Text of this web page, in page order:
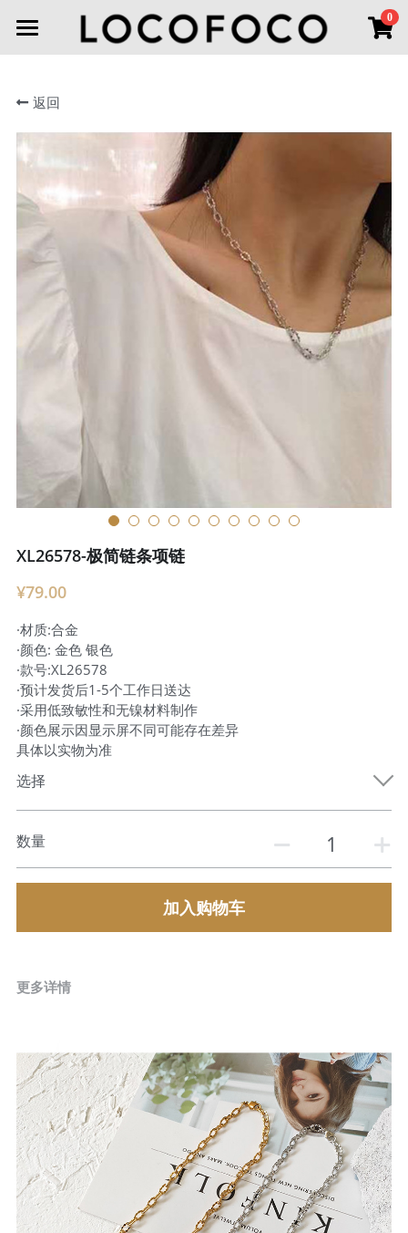
0
首页
首饰分类
耳环
戒指
头饰
联系我们
登录
返回
XL26578-极简链条项链
¥79.00
·材质:合金
·颜色: 金色 银色
·款号:XL26578
·预计发货后1-5个工作日送达
·采用低致敏性和无镍材料制作
·颜色展示因显示屏不同可能存在差异
具体以实物为准
选择
数量
加入购物车
更多详情
×
商品分类
新品上市